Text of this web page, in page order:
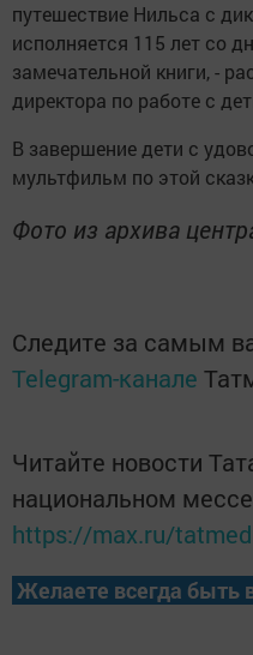
путешествие Нильса с
исполняется 115 лет со
замечательной книги, -
директора по работе с
В завершение дети с
мультфильм по этой
Фото из архива
Следите за самым
Telegram-канале
Читайте новости
национальном
https://max.ru/
Желаете всегда быть